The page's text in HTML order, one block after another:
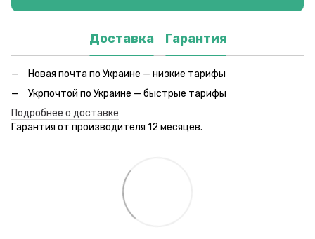
Доставка Гарантия
Новая почта по Украине — низкие тарифы
Укрпочтой по Украине — быстрые тарифы
Подробнее о доставке
Гарантия от производителя 12 месяцев.